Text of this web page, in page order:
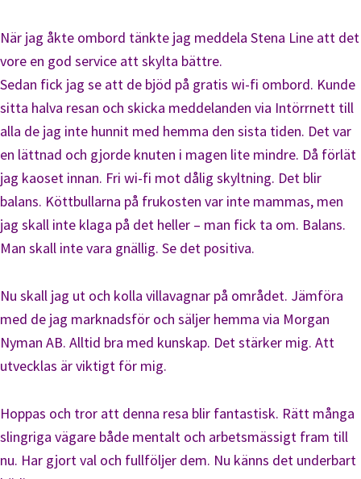
När jag åkte ombord tänkte jag meddela Stena Line att det
vore en god service att skylta bättre.
Sedan fick jag se att de bjöd på gratis wi-fi ombord. Kunde
sitta halva resan och skicka meddelanden via Intörrnett till
alla de jag inte hunnit med hemma den sista tiden. Det var
en lättnad och gjorde knuten i magen lite mindre. Då förlät
jag kaoset innan. Fri wi-fi mot dålig skyltning. Det blir
balans. Köttbullarna på frukosten var inte mammas, men
jag skall inte klaga på det heller – man fick ta om. Balans.
Man skall inte vara gnällig. Se det positiva.
Nu skall jag ut och kolla villavagnar på området. Jämföra
med de jag marknadsför och säljer hemma via Morgan
Nyman AB. Alltid bra med kunskap. Det stärker mig. Att
utvecklas är viktigt för mig.
Hoppas och tror att denna resa blir fantastisk. Rätt många
slingriga vägare både mentalt och arbetsmässigt fram till
nu. Har gjort val och fullföljer dem. Nu känns det underbart